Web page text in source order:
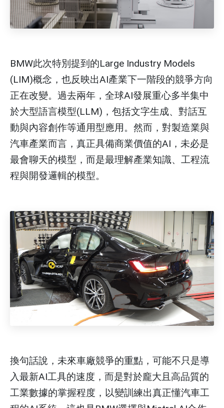
BMW此次特別提到的Large Industry Models
(LIM)概念，也反映出AI產業下一階段的競爭方向
正在改變。過去兩年，全球AI發展重心多半集中
於大型語言模型(LLM)，包括文字生成、對話互
動與內容創作等通用型應用。然而，對製造業與
汽車產業而言，真正具備商業價值的AI，未必是
最會聊天的模型，而是最理解產業知識、工程流
程與開發邏輯的模型。
換句話說，未來車廠競爭的重點，可能不只是導
入最新AI工具的速度，而是對於龐大且高品質的
工業數據的掌握程度，以變訓練出真正懂汽車工